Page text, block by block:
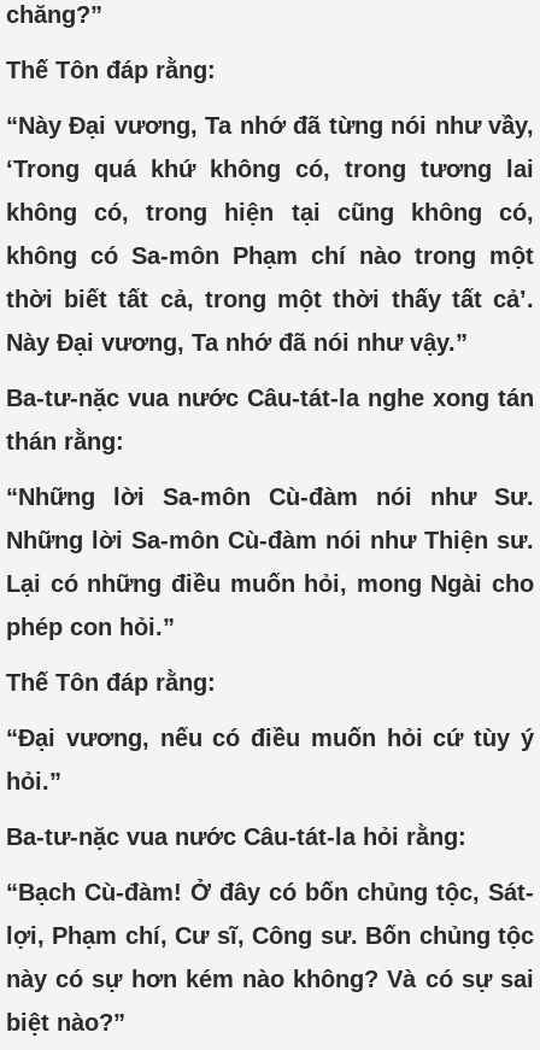
chăng?”
Thế Tôn đáp rằng:
“Này Đại vương, Ta nhớ đã từng nói như vầy,
‘Trong quá khứ không có, trong tương lai
không có, trong hiện tại cũng không có,
không có Sa-môn Phạm chí nào trong một
thời biết tất cả, trong một thời thấy tất cả’.
Này Đại vương, Ta nhớ đã nói như vậy.”
Ba-tư-nặc vua nước Câu-tát-la nghe xong tán
thán rằng:
“Những lời Sa-môn Cù-đàm nói như Sư.
Những lời Sa-môn Cù-đàm nói như Thiện sư.
Lại có những điều muốn hỏi, mong Ngài cho
phép con hỏi.”
Thế Tôn đáp rằng:
“Đại vương, nếu có điều muốn hỏi cứ tùy ý
hỏi.”
Ba-tư-nặc vua nước Câu-tát-la hỏi rằng:
“Bạch Cù-đàm! Ở đây có bốn chủng tộc, Sát-
lợi, Phạm chí, Cư sĩ, Công sư. Bốn chủng tộc
này có sự hơn kém nào không? Và có sự sai
biệt nào?”